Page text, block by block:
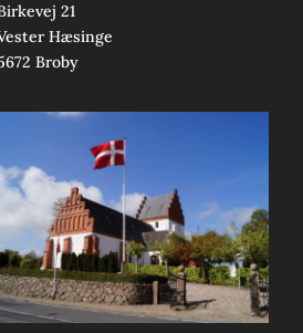
21
Hæsinge
Broby